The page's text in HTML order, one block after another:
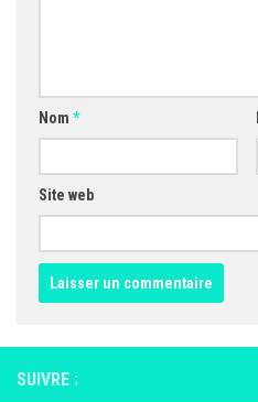
Nom *
Site web
SUIVRE :